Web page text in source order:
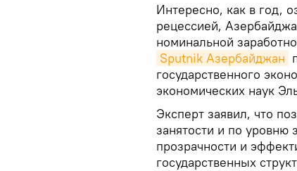
Интересно, как в год,
рецессией,
номинальной
Sputnik Азербайджан
государственного
экономических наук
Эксперт заявил, что
занятости и по уровню
прозрачности и
государственных